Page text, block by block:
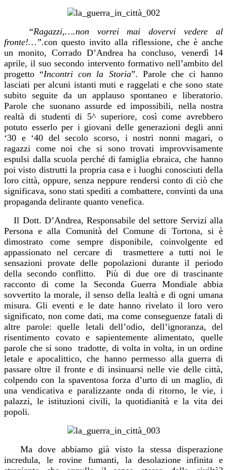
“Ragazzi,….non vorrei mai dovervi vedere al
fronte!…”.con questo invito alla riflessione, che è anche
un monito, Corrado D’Andrea ha concluso, venerdì 14
aprile, il suo secondo intervento formativo nell’ambito del
progetto “Incontri con la Storia”. Parole che ci hanno
lasciati per alcuni istanti muti e raggelati e che sono state
subito seguite da un applauso spontaneo e liberatorio.
Parole che suonano assurde ed impossibili, nella nostra
realtà di studenti di 5^ superiore, così come avrebbero
potuto esserlo per i giovani delle generazioni degli anni
‘30 e ‘40 del secolo scorso, i nostri nonni magari, o
ragazzi come noi che si sono trovati improvvisamente
espulsi dalla scuola perché di famiglia ebraica, che hanno
poi visto distrutti la propria casa e i luoghi conosciuti della
loro città, oppure, senza neppure rendersi conto di ciò che
significava, sono stati spediti a combattere, convinti da una
propaganda delirante quanto venefica.
Il Dott. D’Andrea, Responsabile del settore Servizi alla
Persona e alla Comunità del Comune di Tortona, si è
dimostrato come sempre disponibile, coinvolgente ed
appassionato nel cercare di
trasmettere a tutti noi le
sensazioni provate delle popolazioni durante il periodo
della secondo conflitto.
Più di due ore di trascinante
racconto di come la Seconda Guerra Mondiale abbia
sovvertito la morale, il senso della lealtà e di ogni umana
misura. Gli eventi e le date hanno rivelato il loro vero
significato, non come dati, ma come conseguenze fatali di
altre parole: quelle letali dell’odio, dell’ignoranza, del
risentimento covato e sapientemente alimentato, quelle
parole che si sono
tradotte, di volta in volta, in un ordine
letale e apocalittico, che hanno permesso alla guerra di
passare oltre il fronte e di insinuarsi nelle vie delle città,
colpendo con la spaventosa forza d’urto di un maglio, di
una vendicativa e paralizzante onda di ritorno, le vie, i
palazzi, le istituzioni civili, la quotidianità e la vita dei
popoli.
Ma dove abbiamo già visto la stessa disperazione
incredula, le rovine fumanti, la desolazione infinita e